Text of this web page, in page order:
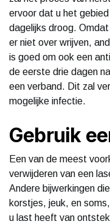
ervoor dat u het
dagelijks droog.
er niet over wrijven,
is goed om ook een
de eerste drie dagen
een verband. Dit zal
mogelijke infectie.
Gebruik
Een van de meest
verwijderen van een
Andere bijwerkingen
korstjes, jeuk, en
u last heeft van